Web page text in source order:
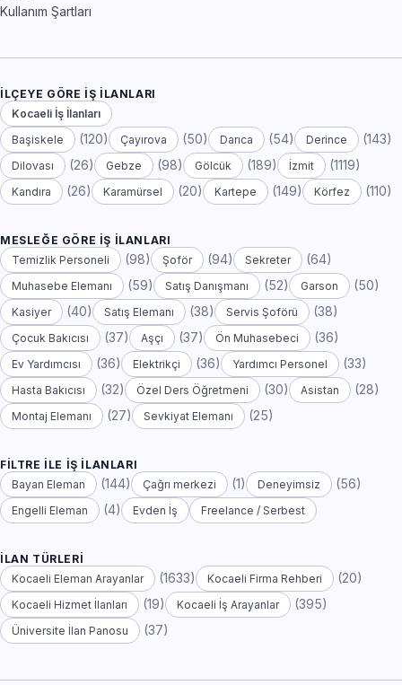
Kullanım Şartları
İLÇEYE GÖRE İŞ İLANLARI
Kocaeli İş İlanları
Başiskele
(120) Çayırova (50) Darıca (54) Derince (143)
Dilovası (26) Gebze (98) Gölcük (189) İzmit (1119)
Kandıra (26) Karamürsel (20) Kartepe (149) Körfez (110)
MESLEĞE GÖRE İŞ İLANLARI
Temizlik Personeli
(98) Şoför (94) Sekreter (64)
Muhasebe Elemanı (59) Satış Danışmanı (52) Garson (50)
Kasiyer (40) Satış Elemanı (38) Servis Şoförü (38)
Çocuk Bakıcısı (37) Aşçı (37) Ön Muhasebeci (36)
Ev Yardımcısı (36) Elektrikçi (36) Yardımcı Personel (33)
Hasta Bakıcısı (32) Özel Ders Öğretmeni (30) Asistan (28)
Montaj Elemanı (27) Sevkiyat Elemanı (25)
FILTRE ILE İŞ İLANLARI
Bayan Eleman
(144) Çağrı merkezi (1) Deneyimsiz (56)
Engelli Eleman (4) Evden İş Freelance / Serbest
İLAN TÜRLERI
Kocaeli Eleman Arayanlar
(1633) Kocaeli Firma Rehberi (20)
Kocaeli Hizmet İlanları (19) Kocaeli İş Arayanlar (395)
Üniversite İlan Panosu (37)